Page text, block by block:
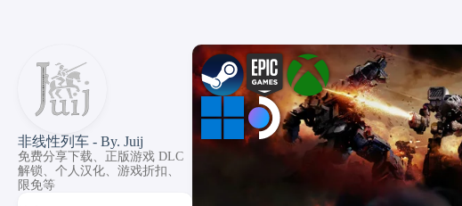
非线性列车 - By. Juij
免费分享下载、正版游戏 DLC
解锁、个人汉化、游戏折扣、
限免等